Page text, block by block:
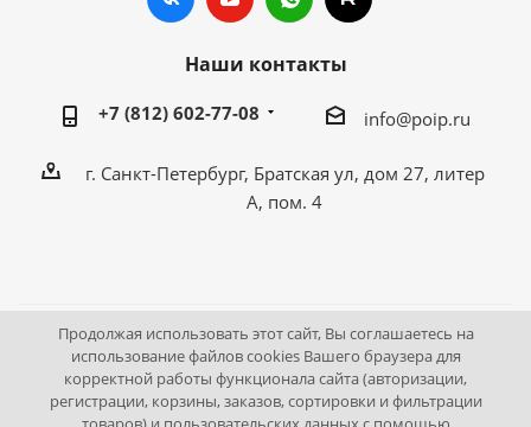
Наши контакты
+7 (812) 602-77-08 info@poip.ru
г. Санкт-Петербург, Братская ул, дом 27, литер
А, пом. 4
2009 - 2026 © Промышленное оборудование Интернет
портал.
195043, г. Санкт-Петербург, Братская ул, дом 27, литер А,
Продолжая использовать этот сайт, Вы соглашаетесь на
использование файлов cookies Вашего браузера для
корректной работы функционала сайта (авторизации,
регистрации, корзины, заказов, сортировки и фильтрации